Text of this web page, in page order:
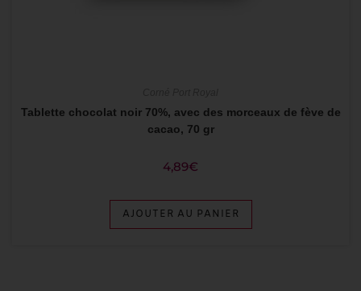
Tablette chocolat noir 70%, avec des morceaux de fève de
cacao, 70 gr
4,89€
AJOUTER AU PANIER